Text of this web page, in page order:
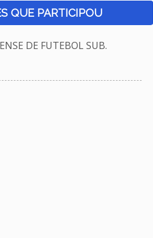
QUE PARTICIPOU
DE FUTEBOL SUB.